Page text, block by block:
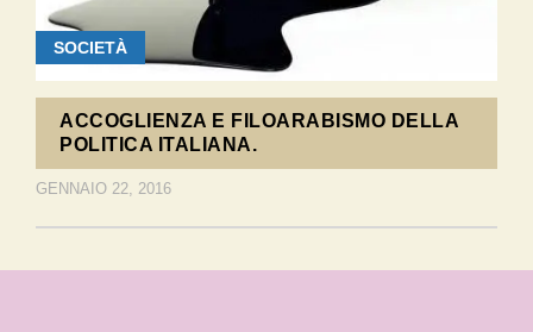
SOCIETÀ
ACCOGLIENZA E FILOARABISMO DELLA
POLITICA ITALIANA.
GENNAIO 22, 2016